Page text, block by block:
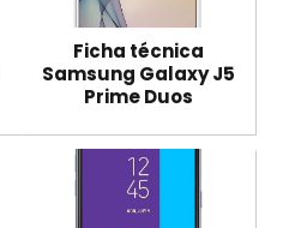
Ficha técnica
Samsung Galaxy J5
Prime Duos